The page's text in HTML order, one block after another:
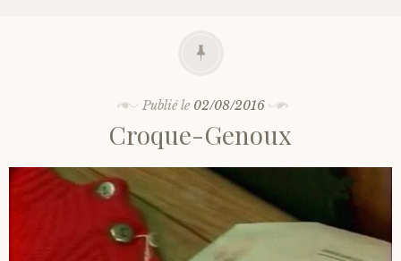
Publié le 02/08/2016
Croque-Genoux